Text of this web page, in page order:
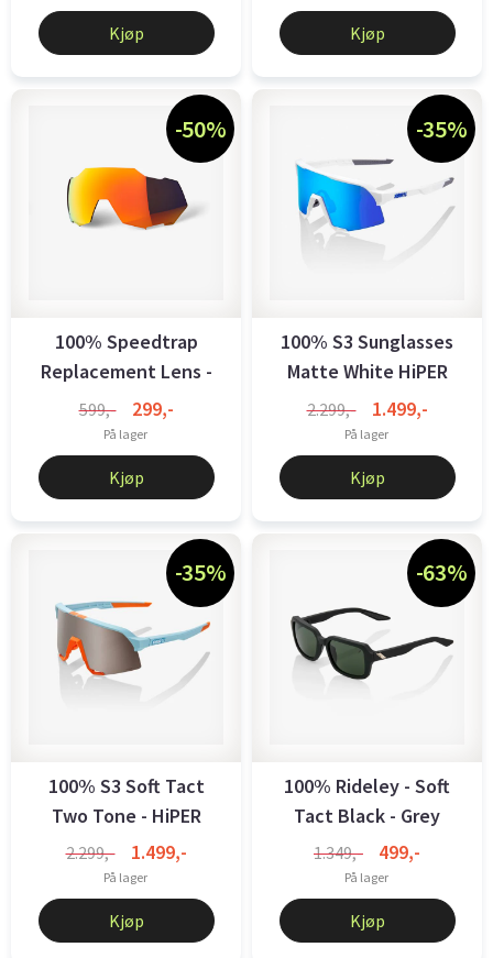
Kjøp Kjøp
-50%
100% Speedtrap
Replacement Lens -
HiPER Red ...
599,- 299,-
På lager
Kjøp
-35%
100% S3 Sunglasses
Matte White HiPER
Blue ...
2.299,- 1.499,-
På lager
Kjøp
-35%
100% S3 Soft Tact
Two Tone - HiPER
Silver Mirror ...
2.299,- 1.499,-
På lager
Kjøp
-63%
100% Rideley - Soft
Tact Black - Grey
Green Lens
1.349,- 499,-
På lager
Kjøp